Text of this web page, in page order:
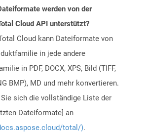
werden von der
Cloud API unterstützt?
Cloud kann Dateiformate von
in jede andere
in PDF, DOCX, XPS, Bild (TIFF,
BMP), MD und mehr konvertieren.
Sie sich die vollständige Liste der
Dateiformate] an
total/).